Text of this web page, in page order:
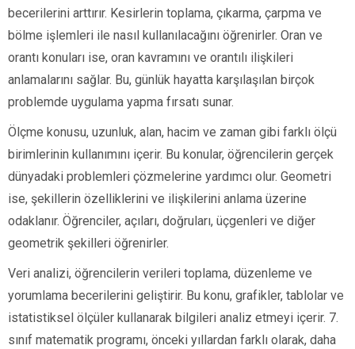
becerilerini arttırır. Kesirlerin toplama, çıkarma, çarpma ve
bölme işlemleri ile nasıl kullanılacağını öğrenirler. Oran ve
orantı konuları ise, oran kavramını ve orantılı ilişkileri
anlamalarını sağlar. Bu, günlük hayatta karşılaşılan birçok
problemde uygulama yapma fırsatı sunar.
Ölçme konusu, uzunluk, alan, hacim ve zaman gibi farklı ölçü
birimlerinin kullanımını içerir. Bu konular, öğrencilerin gerçek
dünyadaki problemleri çözmelerine yardımcı olur. Geometri
ise, şekillerin özelliklerini ve ilişkilerini anlama üzerine
odaklanır. Öğrenciler, açıları, doğruları, üçgenleri ve diğer
geometrik şekilleri öğrenirler.
Veri analizi, öğrencilerin verileri toplama, düzenleme ve
yorumlama becerilerini geliştirir. Bu konu, grafikler, tablolar ve
istatistiksel ölçüler kullanarak bilgileri analiz etmeyi içerir. 7.
sınıf matematik programı, önceki yıllardan farklı olarak, daha